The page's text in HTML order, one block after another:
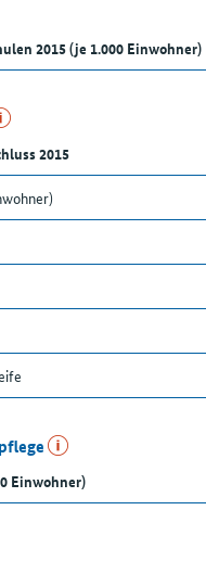
2015 (je 1.000 Einwohner)
2015
Einwohner)